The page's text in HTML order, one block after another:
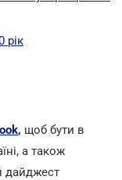
рік
, щоб бути в
а також
дайджест